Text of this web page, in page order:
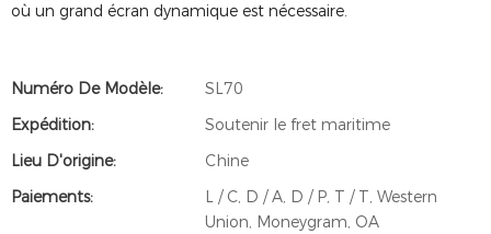
où un grand écran dynamique est nécessaire.
Numéro De Modèle:
SL70
Expédition:
Soutenir le fret maritime
Lieu D'origine:
Chine
Paiements:
L / C, D / A, D / P, T / T, Western
Union, Moneygram, OA